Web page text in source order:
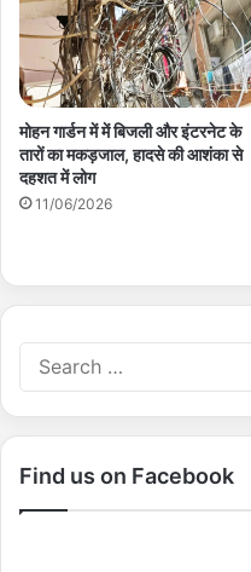
मोहन गार्डन में में बिजली और इंटरनेट के
तारों का मकड़जाल, हादसे की आशंका से
दहशत में लोग
11/06/2026
Find us on Facebook